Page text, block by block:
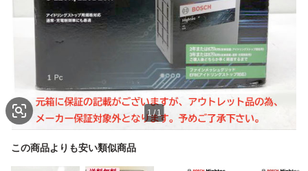
1/1
この商品よりも安い類似商品